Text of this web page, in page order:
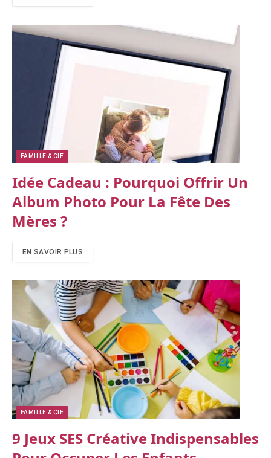
FAMILLE & CIE
Idée Cadeau : Pourquoi Offrir Un
Album Photo Pour La Fête Des
Mères ?
EN SAVOIR PLUS
FAMILLE & CIE
9 Jeux SES Créative Indispensables